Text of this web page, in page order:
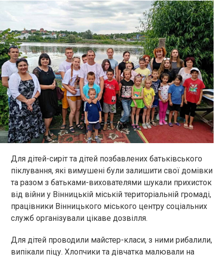
Для дітей-сиріт та дітей позбавлених батьківського
піклування, які вимушені були залишити свої домівки
та разом з батьками-вихователями шукали прихисток
від війни у Вінницькій міській територіальній громаді,
працівники Вінницького міського центру соціальних
служб організували цікаве дозвілля.
Для дітей проводили майстер-класи, з ними рибалили,
випікали піцу. Хлопчики та дівчатка малювали на